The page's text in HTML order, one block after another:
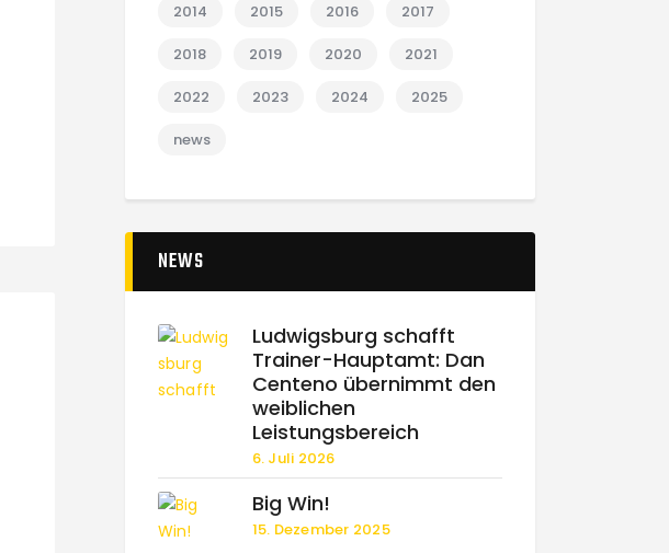
2014 2015 2016 2017
2018 2019 2020 2021
2022 2023 2024 2025
news
NEWS
Ludwigsburg schafft
Trainer-Hauptamt: Dan
Centeno übernimmt den
weiblichen
Leistungsbereich
6. Juli 2026
Big Win!
15. Dezember 2025